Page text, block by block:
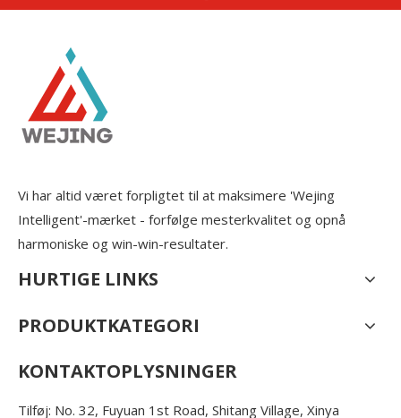
Vi har altid været forpligtet til at maksimere 'Wejing
Intelligent'-mærket - forfølge mesterkvalitet og opnå
harmoniske og win-win-resultater.
HURTIGE LINKS
PRODUKTKATEGORI
KONTAKTOPLYSNINGER
Tilføj: No. 32, Fuyuan 1st Road, Shitang Village, Xinya